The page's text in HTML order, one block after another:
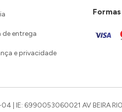
de entrega
e privacidade
| IE: 6990053060021 AV BEIRA